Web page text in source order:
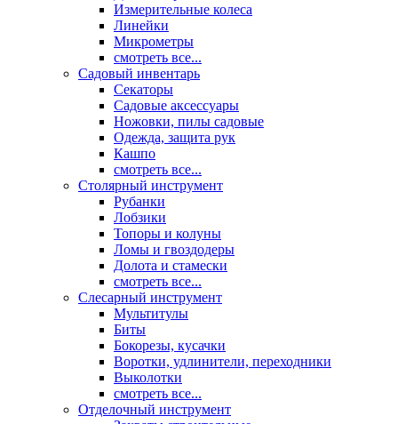
Измерительные колеса
Линейки
Микрометры
смотреть все...
Садовый инвентарь
Секаторы
Садовые аксессуары
Ножовки, пилы садовые
Одежда, защита рук
Кашпо
смотреть все...
Столярный инструмент
Рубанки
Лобзики
Топоры и колуны
Ломы и гвоздодеры
Долота и стамески
смотреть все...
Слесарный инструмент
Мультитулы
Биты
Бокорезы, кусачки
Воротки, удлинители, переходники
Выколотки
смотреть все...
Отделочный инструмент